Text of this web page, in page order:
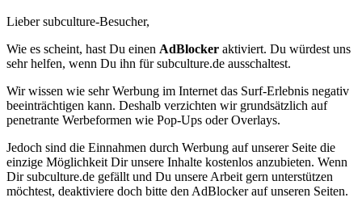
Lieber subculture-Besucher,
Wie es scheint, hast Du einen AdBlocker aktiviert. Du würdest uns
sehr helfen, wenn Du ihn für subculture.de ausschaltest.
Wir wissen wie sehr Werbung im Internet das Surf-Erlebnis negativ
beeinträchtigen kann. Deshalb verzichten wir grundsätzlich auf
penetrante Werbeformen wie Pop-Ups oder Overlays.
Jedoch sind die Einnahmen durch Werbung auf unserer Seite die
einzige Möglichkeit Dir unsere Inhalte kostenlos anzubieten. Wenn
Dir subculture.de gefällt und Du unsere Arbeit gern unterstützen
möchtest, deaktiviere doch bitte den AdBlocker auf unseren Seiten.